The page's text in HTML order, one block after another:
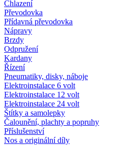
Chlazení
Převodovka
Přídavná převodovka
Nápravy
Brzdy
Odpružení
Kardany
Řízení
Pneumatiky, disky, náboje
Elektroinstalace 6 volt
Elektroinstalace 12 volt
Elektroinstalace 24 volt
Štítky a samolepky
Čalounění, plachty a popruhy
Příslušenství
Nos a originální díly